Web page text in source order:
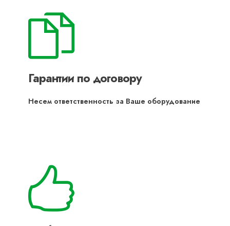
Гарантии по договору
Несем ответственность за Ваше оборудование